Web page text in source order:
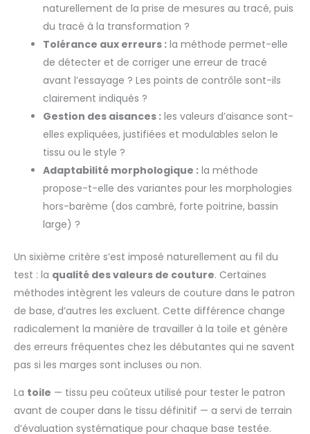
naturellement de la prise de mesures au tracé, puis
du tracé à la transformation ?
Tolérance aux erreurs : la méthode permet-elle
de détecter et de corriger une erreur de tracé
avant l’essayage ? Les points de contrôle sont-ils
clairement indiqués ?
Gestion des aisances : les valeurs d’aisance sont-
elles expliquées, justifiées et modulables selon le
tissu ou le style ?
Adaptabilité morphologique : la méthode
propose-t-elle des variantes pour les morphologies
hors-barème (dos cambré, forte poitrine, bassin
large) ?
Un sixième critère s’est imposé naturellement au fil du
test : la qualité des valeurs de couture. Certaines
méthodes intègrent les valeurs de couture dans le patron
de base, d’autres les excluent. Cette différence change
radicalement la manière de travailler à la toile et génère
des erreurs fréquentes chez les débutantes qui ne savent
pas si les marges sont incluses ou non.
La toile — tissu peu coûteux utilisé pour tester le patron
avant de couper dans le tissu définitif — a servi de terrain
d’évaluation systématique pour chaque base testée.